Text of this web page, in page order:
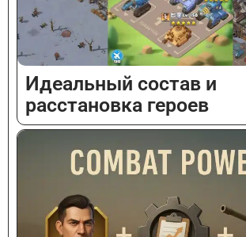
Идеальный состав и
расстановка героев